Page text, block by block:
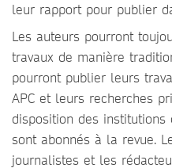
leur rapport pour publier
Les auteurs pourront
travaux de manière
pourront publier leurs
APC et leurs recherches
disposition des
sont abonnés à la revue.
journalistes et les